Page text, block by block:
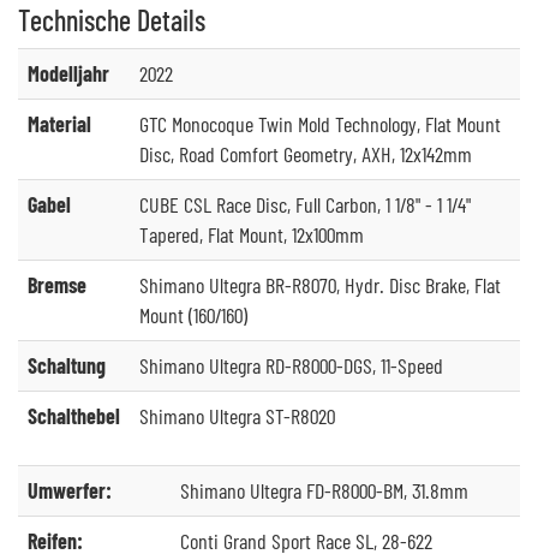
Technische Details
Modelljahr
2022
Material
GTC Monocoque Twin Mold Technology, Flat Mount
Disc, Road Comfort Geometry, AXH, 12x142mm
Gabel
CUBE CSL Race Disc, Full Carbon, 1 1/8" - 1 1/4"
Tapered, Flat Mount, 12x100mm
Bremse
Shimano Ultegra BR-R8070, Hydr. Disc Brake, Flat
Mount (160/160)
Schaltung
Shimano Ultegra RD-R8000-DGS, 11-Speed
Schalthebel
Shimano Ultegra ST-R8020
Umwerfer:
Shimano Ultegra FD-R8000-BM, 31.8mm
Reifen:
Conti Grand Sport Race SL, 28-622